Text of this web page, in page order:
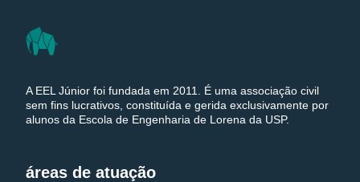
A EEL Júnior foi fundada em 2011. É uma associação civil
sem fins lucrativos, constituída e gerida exclusivamente por
alunos da Escola de Engenharia de Lorena da USP.
áreas de atuação